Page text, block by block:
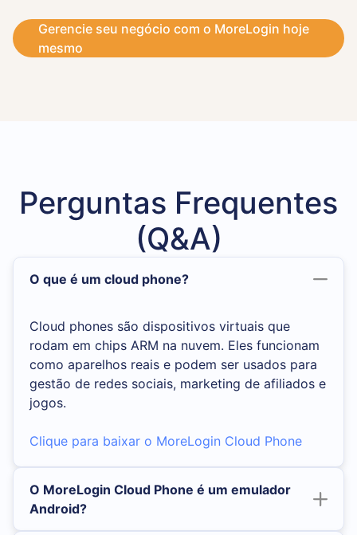
Gerencie seu negócio com o MoreLogin hoje
mesmo
Perguntas Frequentes
(Q&A)
O que é um cloud phone?
Cloud phones são dispositivos virtuais que
rodam em chips ARM na nuvem. Eles funcionam
como aparelhos reais e podem ser usados para
gestão de redes sociais, marketing de afiliados e
jogos.
Clique para baixar o MoreLogin Cloud Phone
O MoreLogin Cloud Phone é um emulador
Android?